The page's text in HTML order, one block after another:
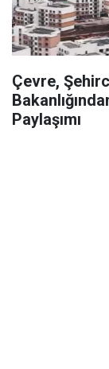
Çevre,
Paylaşımı